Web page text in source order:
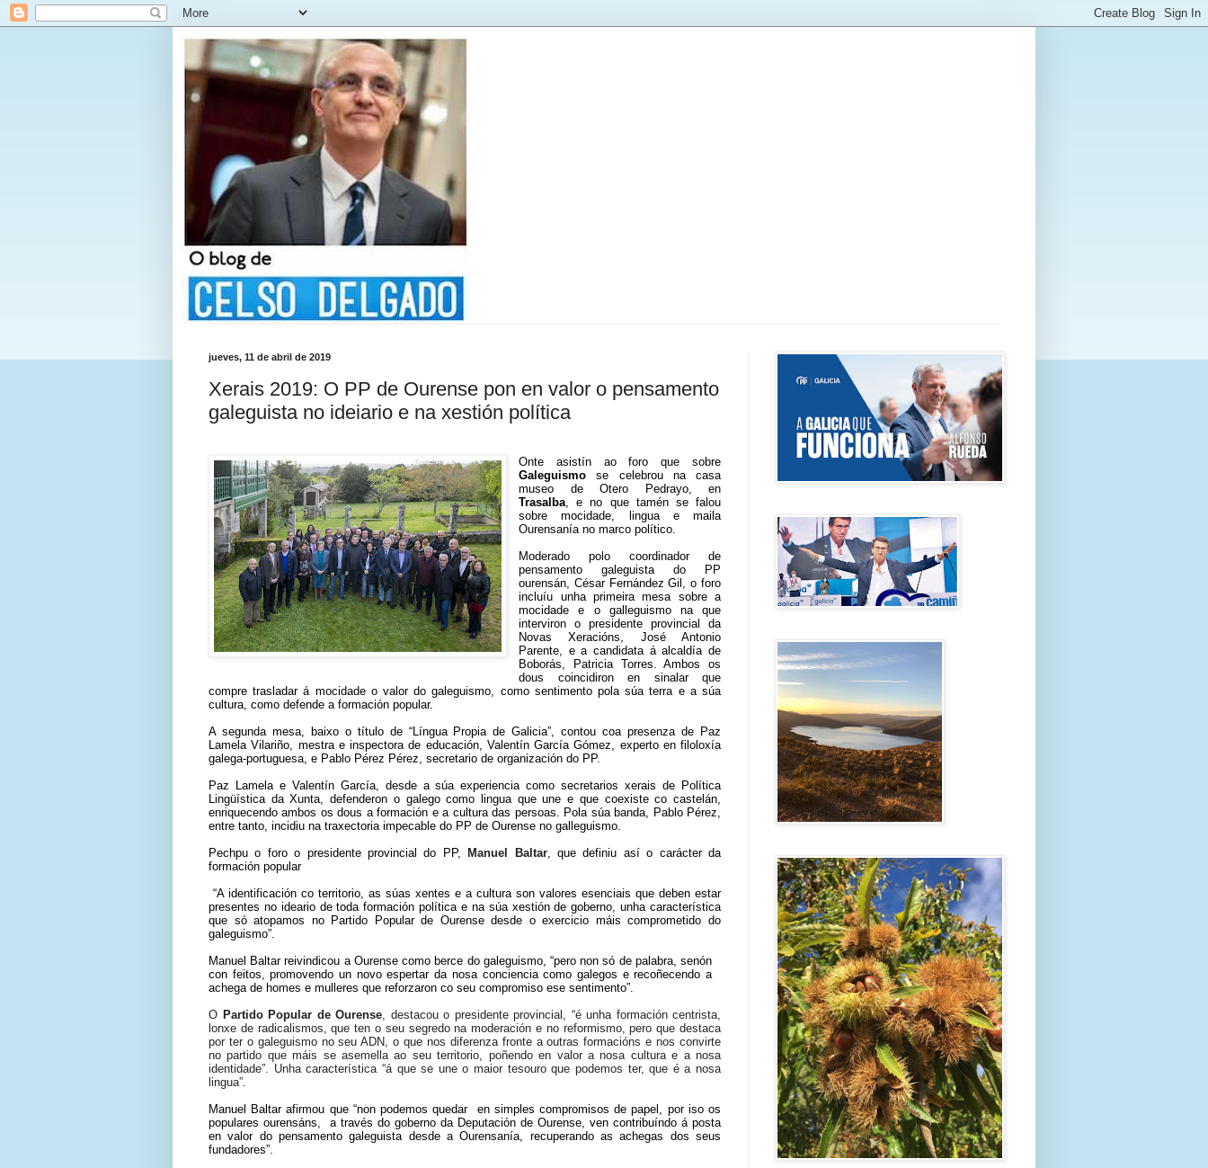
jueves, 11 de abril de 2019
Xerais 2019: O PP de Ourense pon en valor o pensamento
galeguista no ideiario e na xestión política
Onte asistín ao foro que sobre
Galeguismo se celebrou na casa
museo de Otero Pedrayo, en
Trasalba , e no que tamén se falou
sobre mocidade, lingua e maila
Ourensanía no marco político.
Moderado polo coordinador de
pensamento galeguista do PP
ourensán, César Fernández Gil, o foro
incluíu unha primeira mesa sobre a
mocidade e o galleguismo na que
interviron o presidente provincial da
Novas Xeracións, José Antonio
Parente, e a candidata á alcaldía de
Boborás, Patricia Torres. Ambos os
dous coincidiron en sinalar que
compre trasladar á mocidade o valor do galeguismo, como sentimento pola súa terra e a súa
cultura, como defende a formación popular.
A segunda mesa, baixo o título de “Língua Propia de Galicia”, contou coa presenza de Paz
Lamela Vilariño, mestra e inspectora de educación, Valentín García Gómez, experto en filoloxía
galega-portuguesa, e Pablo Pérez Pérez, secretario de organización do PP.
Paz Lamela e Valentín García, desde a súa experiencia como secretarios xerais de Política
Lingüística da Xunta, defenderon o galego como lingua que une e que coexiste co castelán,
enriquecendo ambos os dous a formación e a cultura das persoas. Pola súa banda, Pablo Pérez,
entre tanto, incidiu na traxectoria impecable do PP de Ourense no galleguismo.
Pechpu o foro o presidente provincial do PP,Manuel Baltar, que definiu así o carácter da
formación popular
“A identificación co territorio, as súas xentes e a cultura son valores esenciais que deben estar
presentes no ideario de toda formación política e na súa xestión de goberno, unha característica
que só atopamos no Partido Popular de Ourense desde o exercicio máis comprometido do
galeguismo”.
Manuel Baltar reivindicou a Ourense como berce do galeguismo, “pero non só de palabra, senón
con feitos, promovendo un novo espertar da nosa conciencia como galegos e recoñecendo a
achega de homes e mulleres que reforzaron co seu compromiso ese sentimento”.
O Partido Popular de Ourense , destacou o presidente provincial, “é unha formación centrista,
lonxe de radicalismos, que ten o seu segredo na moderación e no reformismo, pero que destaca
por ter o galeguismo no seu ADN, o que nos diferenza fronte a outras formacións e nos convirte
no partido que máis se asemella ao seu territorio, poñendo en valor a nosa cultura e a nosa
identidade”. Unha característica “á que se une o maior tesouro que podemos ter, que é a nosa
lingua”.
Manuel Baltar afirmou que “non podemos quedar en simples compromisos de papel, por iso os
populares ourensáns, a través do goberno da Deputación de Ourense, ven contribuíndo á posta
en valor do pensamento galeguista desde a Ourensanía, recuperando as achegas dos seus
fundadores”.